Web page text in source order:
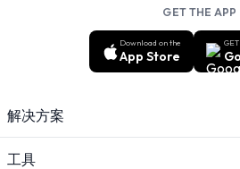
GET THE APP
Download on the
App Store
解决方案
工具